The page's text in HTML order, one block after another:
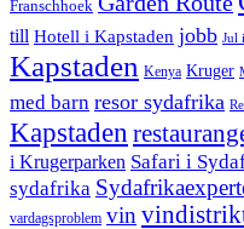
Franschhoek
till Hotell i Kapstaden jobb Jul
Kapstaden Kenya Kruger
med barn resor sydafrika
Kapstaden
i Krugerparken Safari i
sydafrika
vardagsproblem vin